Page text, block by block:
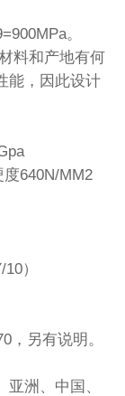
。
料和产地有何
能，因此设计
640N/MM2
）
，另有说明。
洲、中国、